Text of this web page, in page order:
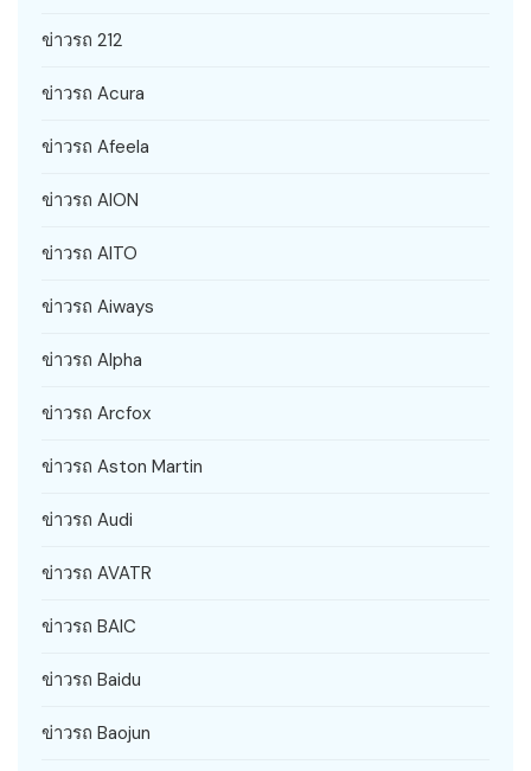
ข่าวรถ 212
ข่าวรถ Acura
ข่าวรถ Afeela
ข่าวรถ AION
ข่าวรถ AITO
ข่าวรถ Aiways
ข่าวรถ Alpha
ข่าวรถ Arcfox
ข่าวรถ Aston Martin
ข่าวรถ Audi
ข่าวรถ AVATR
ข่าวรถ BAIC
ข่าวรถ Baidu
ข่าวรถ Baojun